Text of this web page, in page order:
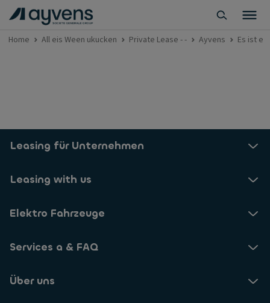
Home All eis Ween ukucken Private Lease - - Ayvens Es ist
Leasing für Unternehmen
Leasing with us
Elektro Fahrzeuge
Services a & FAQ
Über uns